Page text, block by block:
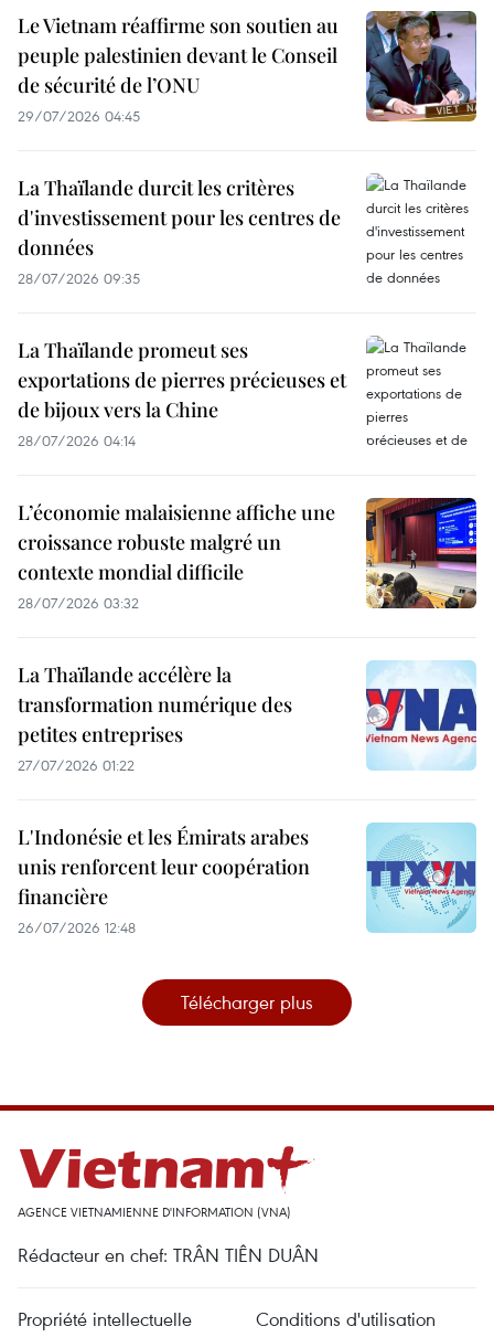
Le Vietnam réaffirme son soutien au
peuple palestinien devant le Conseil
de sécurité de l’ONU
29/07/2026 04:45
La Thaïlande durcit les critères
d'investissement pour les centres de
données
28/07/2026 09:35
La Thaïlande promeut ses
exportations de pierres précieuses et
de bijoux vers la Chine
28/07/2026 04:14
L’économie malaisienne affiche une
croissance robuste malgré un
contexte mondial difficile
28/07/2026 03:32
La Thaïlande accélère la
transformation numérique des
petites entreprises
27/07/2026 01:22
L'Indonésie et les Émirats arabes
unis renforcent leur coopération
financière
26/07/2026 12:48
Télécharger plus
AGENCE VIETNAMIENNE D'INFORMATION (VNA)
Rédacteur en chef: TRÂN TIÊN DUÂN
Propriété intellectuelle Conditions d'utilisation